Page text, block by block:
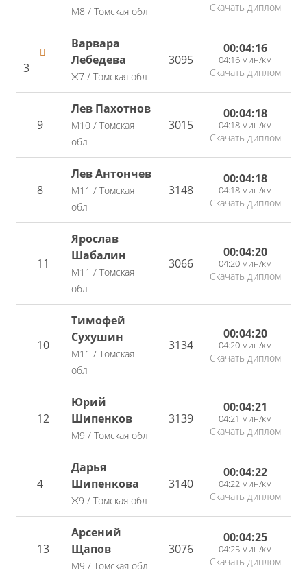
М8 / Томская обл Скачать диплом
3
Варвара
Лебедева
Ж7 / Томская обл
3095
00:04:16
04:16 мин/км
Скачать диплом
9
Лев Пахотнов
М10 / Томская
обл
3015
00:04:18
04:18 мин/км
Скачать диплом
8
Лев Антончев
М11 / Томская
обл
3148
00:04:18
04:18 мин/км
Скачать диплом
11
Ярослав
Шабалин
М11 / Томская
обл
3066
00:04:20
04:20 мин/км
Скачать диплом
10
Тимофей
Сухушин
М11 / Томская
обл
3134
00:04:20
04:20 мин/км
Скачать диплом
12
Юрий
Шипенков
М9 / Томская обл
3139
00:04:21
04:21 мин/км
Скачать диплом
4
Дарья
Шипенкова
Ж9 / Томская обл
3140
00:04:22
04:22 мин/км
Скачать диплом
13
Арсений
Щапов
М9 / Томская обл
3076
00:04:25
04:25 мин/км
Скачать диплом